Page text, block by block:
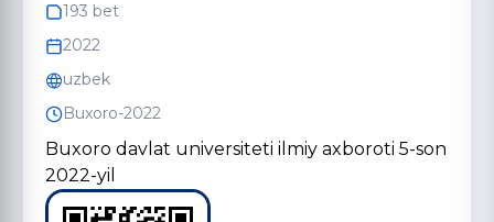
193 bet
2022
uzbek
Buxoro-2022
Buxoro davlat universiteti ilmiy axboroti 5-son
2022-yil